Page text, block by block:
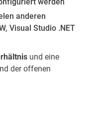
anderen
Visual Studio .NET
und eine
der offenen